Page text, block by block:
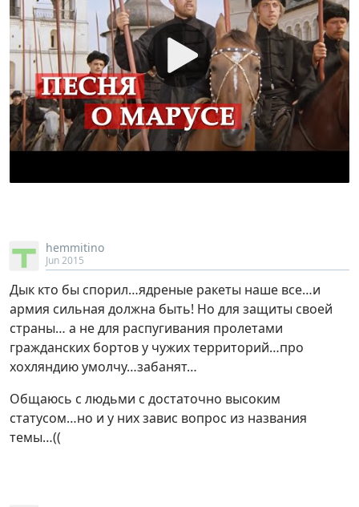
hemmitino
Jun 2015
Дык кто бы спорил…ядреные ракеты наше все…и
армия сильная должна быть! Но для защиты своей
страны… а не для распугивания пролетами
гражданских бортов у чужих территорий…про
хохляндию умолчу…забанят…
Общаюсь с людьми с достаточно высоким
статусом…но и у них завис вопрос из названия
темы…((